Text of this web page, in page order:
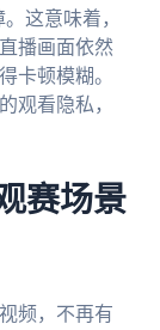
这意味着，
播画面依然
卡顿模糊。
观看隐私，
赛场景
频，不再有